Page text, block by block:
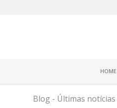
HOME
Blog - Últimas notícias